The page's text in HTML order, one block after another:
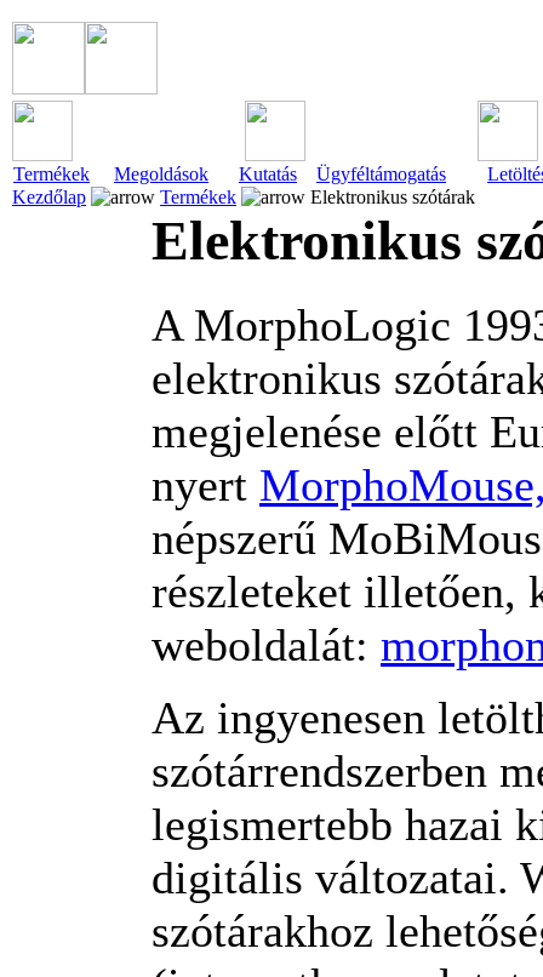
Termékek Megoldások Kutatás Ügyféltámogatás
Kezdőlap
Termékek Elektronikus szótárak
Elektronikus
A MorphoLogic
elektronikus
megjelenése előtt
nyert
népszerű
részleteket illetően,
weboldalát:
Az ingyenesen
szótárrendszerben
legismertebb hazai
digitális változatai.
szótárakhoz